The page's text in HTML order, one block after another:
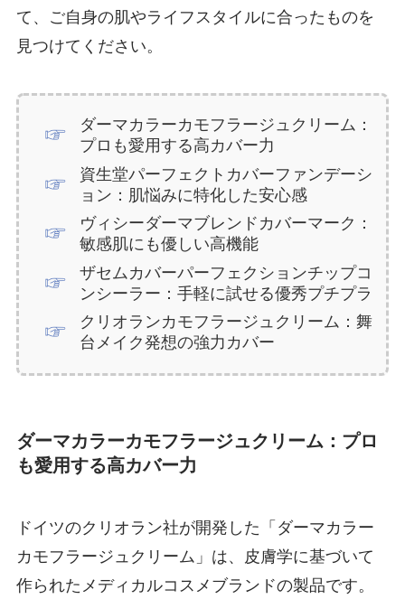
て、ご自身の肌やライフスタイルに合ったものを
見つけてください。
ダーマカラーカモフラージュクリーム：
プロも愛用する高カバー力
資生堂パーフェクトカバーファンデーシ
ョン：肌悩みに特化した安心感
ヴィシーダーマブレンドカバーマーク：
敏感肌にも優しい高機能
ザセムカバーパーフェクションチップコ
ンシーラー：手軽に試せる優秀プチプラ
クリオランカモフラージュクリーム：舞
台メイク発想の強力カバー
ダーマカラーカモフラージュクリーム：プロ
も愛用する高カバー力
ドイツのクリオラン社が開発した「ダーマカラー
カモフラージュクリーム」は、皮膚学に基づいて
作られたメディカルコスメブランドの製品です。